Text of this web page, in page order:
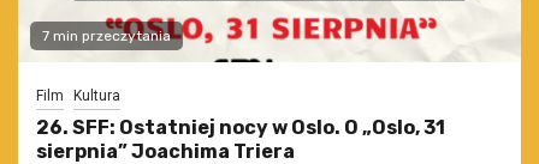
7 min przeczytania
Film Kultura
26. SFF: Ostatniej nocy w Oslo. O „Oslo, 31
sierpnia” Joachima Triera